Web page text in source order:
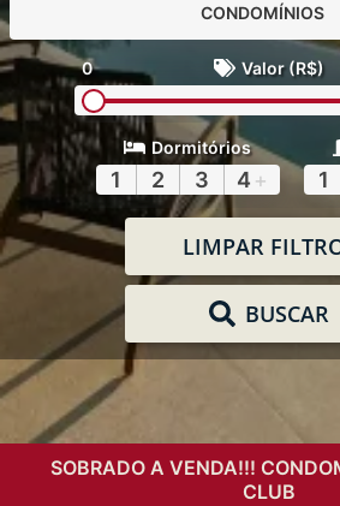
CONDOMÍNIOS
0 Valor (R$)
Dormitórios
1 2 3 4 + 1
LIMPAR
BUSCAR
SOBRADO A VENDA!!!
CLUB